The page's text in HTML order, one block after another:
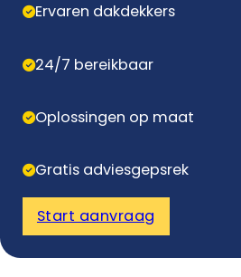
Ervaren dakdekkers
24/7 bereikbaar
Oplossingen op maat
Gratis adviesgepsrek
Start aanvraag